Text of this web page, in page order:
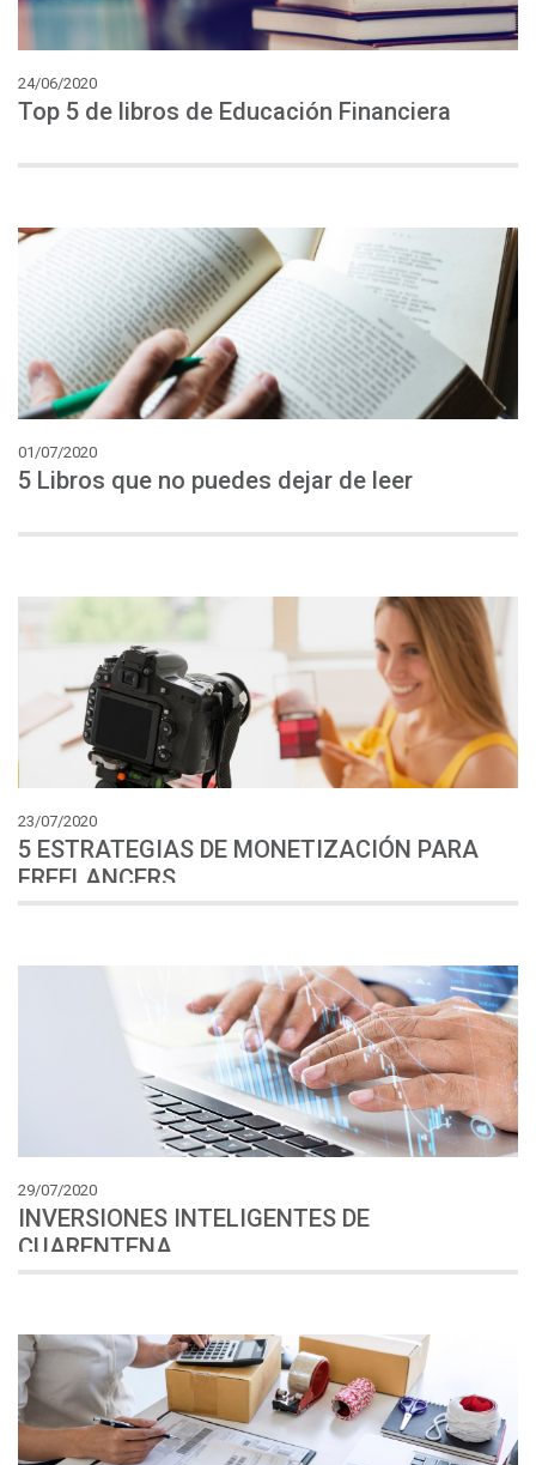
24/06/2020
Top 5 de libros de Educación Financiera
01/07/2020
5 Libros que no puedes dejar de leer
23/07/2020
5 ESTRATEGIAS DE MONETIZACIÓN PARA
FREELANCERS
29/07/2020
INVERSIONES INTELIGENTES DE
CUARENTENA